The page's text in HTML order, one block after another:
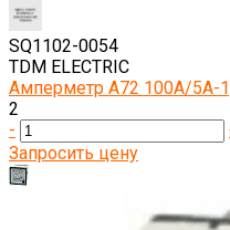
SQ1102-0054
TDM ELECTRIC
Амперметр А72 100А/5А-
2
-
Запросить цену